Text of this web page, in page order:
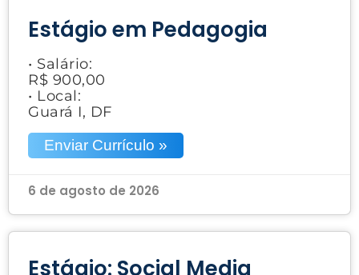
Estágio em Pedagogia
• Salário:
R$ 900,00
• Local:
Guará I, DF
Enviar Currículo »
6 de agosto de 2026
Estágio: Social Media